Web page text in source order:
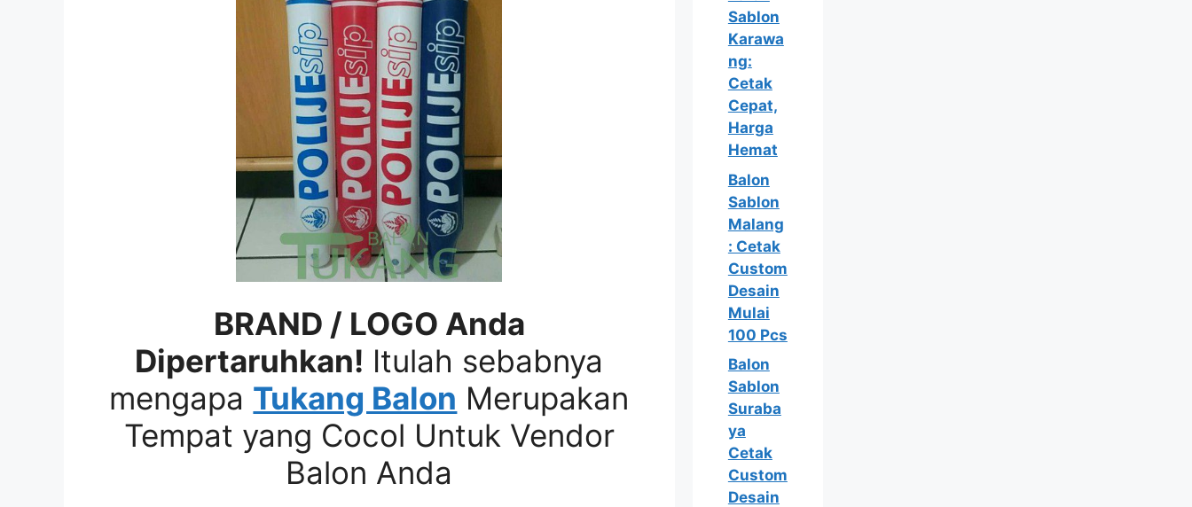
BRAND / LOGO Anda
Dipertaruhkan! Itulah sebabnya
mengapa Tukang Balon Merupakan
Tempat yang Cocol Untuk Vendor
Balon Anda
Sablon
Karawa
ng:
Cetak
Cepat,
Harga
Hemat
Balon
Sablon
Malang
: Cetak
Custom
Desain
Mulai
100 Pcs
Balon
Sablon
Suraba
ya
Cetak
Custom
Desain